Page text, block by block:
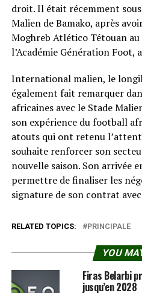
droit. Il était récemment
Malien de Bamako, après
Moghreb Atlético Tétouan
l’Académie Génération Foot,
International malien, le
également fait remarquer
africaines avec le Stade
son expérience du football
atouts qui ont retenu
souhaite renforcer son
nouvelle saison. Son arrivée
permettre de finaliser les
signature de son contrat
RELATED TOPICS: PRINCIPALE
YOU
Firas Belarbi
jusqu’en 2028